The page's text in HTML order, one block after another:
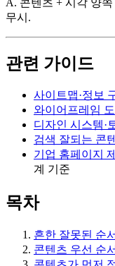
무시.
관련 가이드
사이트맵·정보
와이어프레임
디자인 시스템·
검색 잘되는 콘
기업 홈페이지
계 기준
목차
흔한 잘못된 순서
콘텐츠 우선 순서